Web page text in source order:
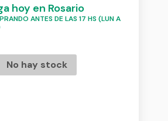
hoy en Rosario
ANTES DE LAS 17 HS (LUN A
No hay stock